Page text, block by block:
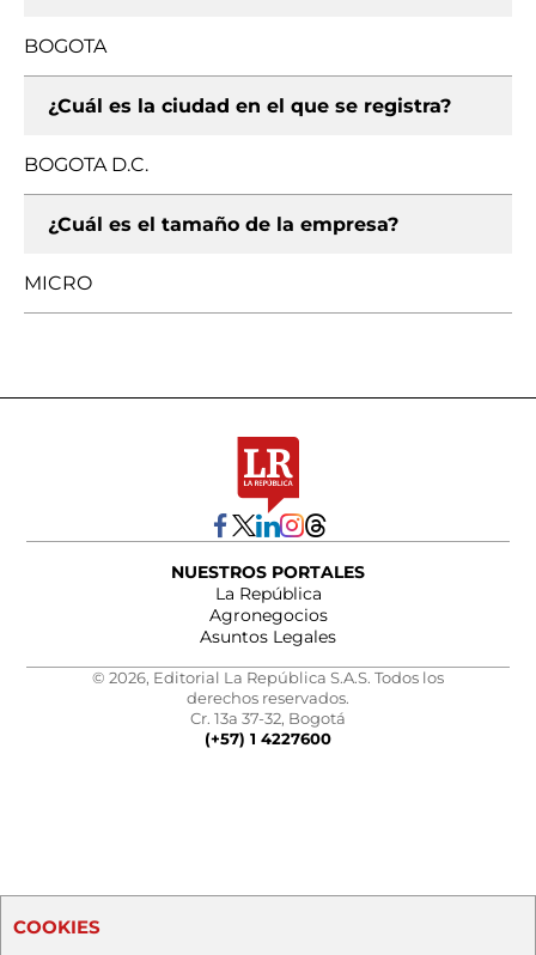
BOGOTA
¿Cuál es la ciudad en el que se registra?
BOGOTA D.C.
¿Cuál es el tamaño de la empresa?
MICRO
NUESTROS PORTALES
La República
Agronegocios
Asuntos Legales
© 2026, Editorial La República S.A.S. Todos los
derechos reservados.
Cr. 13a 37-32, Bogotá
(+57) 1 4227600
COOKIES